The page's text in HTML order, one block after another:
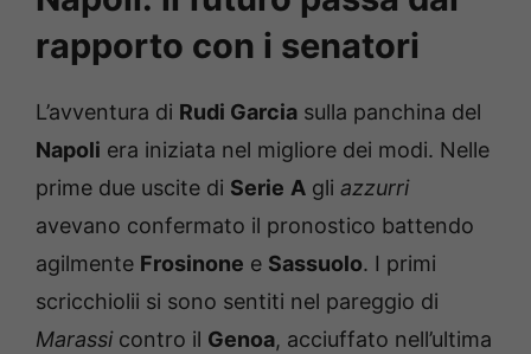
rapporto con i senatori
L’avventura di Rudi Garcia sulla panchina del
Napoli era iniziata nel migliore dei modi. Nelle
prime due uscite di Serie A gli azzurri
avevano confermato il pronostico battendo
agilmente Frosinone e Sassuolo. I primi
scricchiolii si sono sentiti nel pareggio di
Marassicontro il Genoa, acciuffato nell’ultima